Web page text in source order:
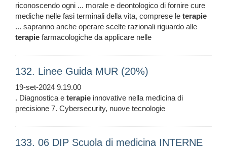
riconoscendo ogni ... morale e deontologico di fornire cure
mediche nelle fasi terminali della vita, comprese le terapie
... sapranno anche operare scelte razionali riguardo alle
terapie farmacologiche da applicare nelle
132. Linee Guida MUR (20%)
19-set-2024 9.19.00
. Diagnostica e terapie innovative nella medicina di
precisione 7. Cybersecurity, nuove tecnologie
133. 06 DIP Scuola di medicina INTERNE